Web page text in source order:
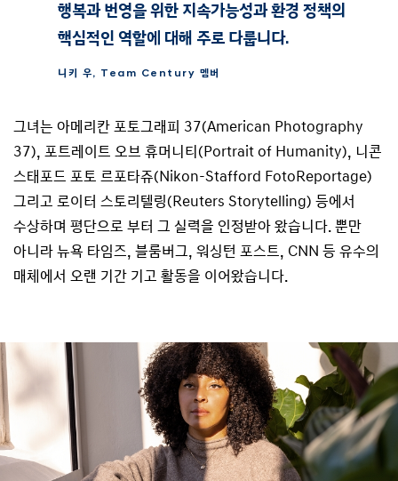
행복과 번영을 위한 지속가능성과 환경 정책의
핵심적인 역할에 대해 주로 다룹니다.
니키 우, Team Century 멤버
그녀는 아메리칸 포토그래피 37(American Photography
37), 포트레이트 오브 휴머니티(Portrait of Humanity), 니콘
스태포드 포토 르포타쥬(Nikon-Stafford FotoReportage)
그리고 로이터 스토리텔링(Reuters Storytelling) 등에서
수상하며 평단으로 부터 그 실력을 인정받아 왔습니다. 뿐만
아니라 뉴욕 타임즈, 블룸버그, 워싱턴 포스트, CNN 등 유수의
매체에서 오랜 기간 기고 활동을 이어왔습니다.